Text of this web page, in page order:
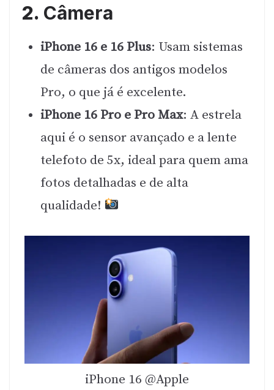
2. Câmera
iPhone 16 e 16 Plus: Usam sistemas
de câmeras dos antigos modelos
Pro, o que já é excelente.
iPhone 16 Pro e Pro Max: A estrela
aqui é o sensor avançado e a lente
telefoto de 5x, ideal para quem ama
fotos detalhadas e de alta
qualidade!
iPhone 16 @Apple